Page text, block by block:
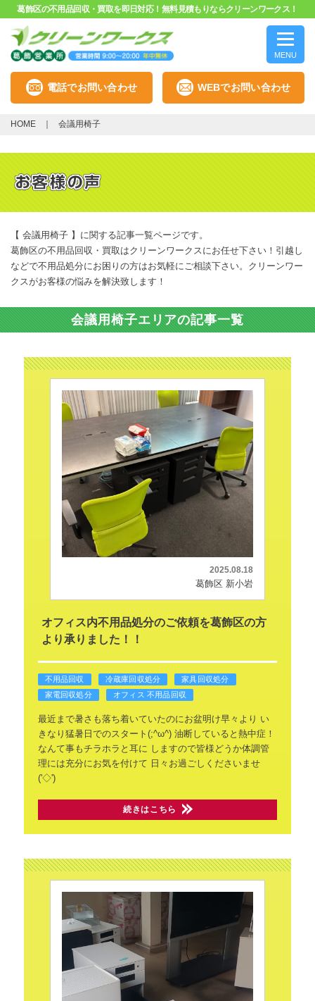
葛飾区の不用品回収・買取を即日対応！無料見積もりならクリーンワークス！
MENU
電話でお問い合わせ WEBでお問い合わせ
HOME 会議用椅子
【 会議用椅子 】に関する記事一覧ページです。
葛飾区の不用品回収・買取はクリーンワークスにお任せ下さい！引越し
などで不用品処分にお困りの方はお気軽にご相談下さい。クリーンワー
クスがお客様の悩みを解決致します！
会議用椅子エリアの記事一覧
2025.08.18
葛飾区 新小岩
オフィス内不用品処分のご依頼を葛飾区の方
より承りました！！
不用品回収 冷蔵庫回収処分
家具回収処分
家電回収処分
オフィス 不用品回収
最近まで暑さも落ち着いていたのにお盆明け早々より い
きなり猛暑日でのスタート(;^ω^)油断していると熱中症！
なんて事もチラホラと耳に しますので皆様どうか体調管
理には充分にお気を付けて 日々お過ごしくださいませ
('◇')
続きはこちら